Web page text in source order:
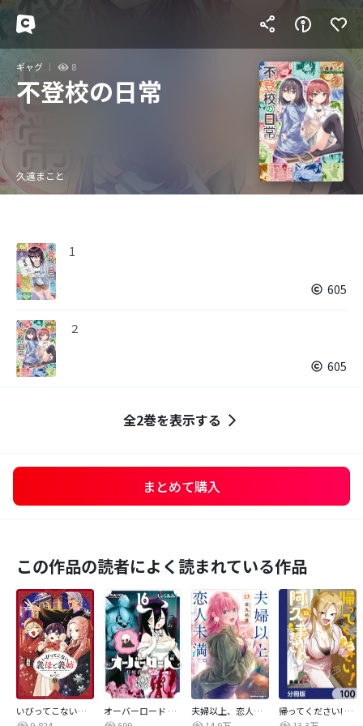
ギャグ 8
不登校の日常
久遠まこと
1
605
２
605
全2巻を表示する
まとめて購入
この作品の読者によく読まれている作品
いびってこない義母と義姉
オーバーロード 不死者のOh!
夫婦以上、恋人未満。【分冊版】
帰ってください! 阿久津さん【分冊版】